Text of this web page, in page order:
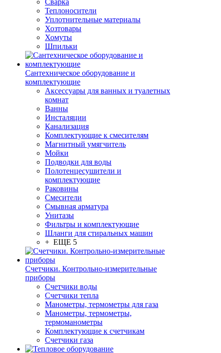
Сварка
Теплоносители
Уплотнительные материалы
Хозтовары
Хомуты
Шпильки
Сантехническое оборудование и
комплектующие
Аксессуары для ванных и туалетных
комнат
Ванны
Инсталяции
Канализация
Комплектующие к смесителям
Магнитный умягчитель
Мойки
Подводки для воды
Полотенцесушители и
комплектующие
Раковины
Смесители
Смывная арматура
Унитазы
Фильтры и комплектующие
Шланги для стиральных машин
+ ЕЩЕ 5
Счетчики. Контрольно-измерительные
приборы
Счетчики воды
Счетчики тепла
Манометры, термометры для газа
Манометры, термометры,
термоманометры
Комплектующие к счетчикам
Счетчики газа